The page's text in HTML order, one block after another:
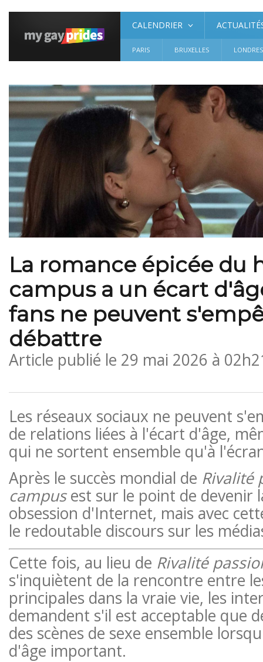
CALENDRIER
PARIS BRUXELLES LONDRES
La romance épicée du
campus a un écart
fans ne peuvent
débattre
Article publié le 29 mai 2026 à
Les réseaux sociaux ne peuvent
de relations liées à l'écart d'âge,
qui ne sortent ensemble qu'à
Après le succès mondial de Rivalité
campusest sur le point de devenir
obsession d'Internet, mais avec
le redoutable discours sur les
Cette fois, au lieu de Rivalité
s'inquiètent de la rencontre entre
principales dans la vraie vie, les
demandent s'il est acceptable que
des scènes de sexe ensemble
d'âge important.